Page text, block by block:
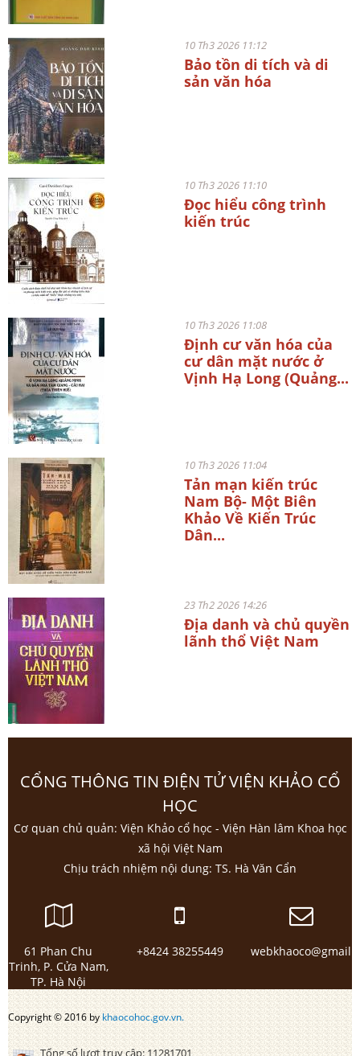
10 Th3 2026 11:12
Bảo tồn di tích và di
sản văn hóa
10 Th3 2026 11:10
Đọc hiểu công trình
kiến trúc
10 Th3 2026 11:08
Định cư văn hóa của
cư dân mặt nước ở
Vịnh Hạ Long (Quảng...
10 Th3 2026 11:04
Tản mạn kiến trúc
Nam Bộ- Một Biên
Khảo Về Kiến Trúc
Dân...
23 Th2 2026 14:26
Địa danh và chủ quyền
lãnh thổ Việt Nam
CỔNG THÔNG TIN ĐIỆN TỬ VIỆN KHẢO CỔ
HỌC
Cơ quan chủ quản: Viện Khảo cổ học - Viện Hàn lâm Khoa học
xã hội Việt Nam
Chịu trách nhiệm nội dung: TS. Hà Văn Cẩn
61 Phan Chu
Trinh, P. Cửa Nam,
TP. Hà Nội
+8424 38255449
Copyright © 2016 bykhaocohoc.gov.vn.
Tổng số lượt truy cập:11281701